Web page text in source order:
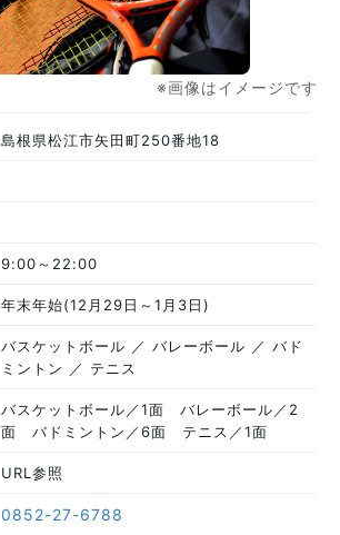
※画像はイメージです
島根県松江市矢田町250番地18
9:00～22:00
年末年始(12月29日～1月3日)
バスケットボール バレーボール
バド
ミントン
テニス
バスケットボール／1面 バレーボール／2
面 バドミントン／6面 テニス／1面
URL参照
0852-27-6788